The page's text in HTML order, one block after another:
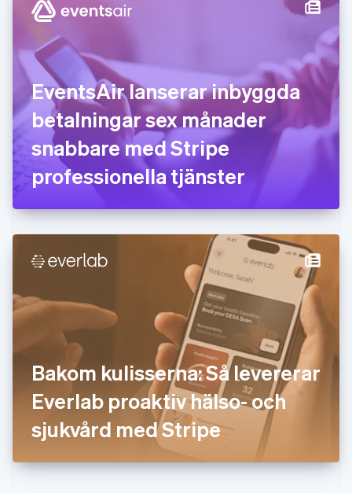
EventsAir lanserar inbyggda
betalningar sex månader
snabbare med Stripe
professionella tjänster
Bakom kulisserna: Så levererar
Everlab proaktiv hälso- och
sjukvård med Stripe
EnglishSvenska
Frankrike
Français
Förenade Arabemiraten
English
Gibraltar
English
Grekland
English
Hongkong SAR, Kina
English 简体中文
Indien
Irland
English
Italiano English
Kanada
EnglishFrançais
Kroatien
EnglishItaliano
Lettland
Liechtenstein
DeutschEnglish
Litauen
Luxemburg